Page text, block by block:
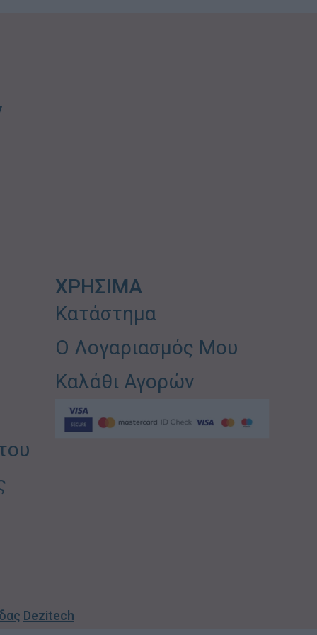
ΧΡΗΣΙΜΑ
Κατάστημα
Ο Λογαριασμός Μου
Καλάθι Αγορών
Dezitech